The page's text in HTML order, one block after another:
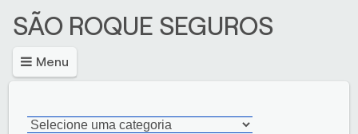
SÃO ROQUE SEGUROS
Menu